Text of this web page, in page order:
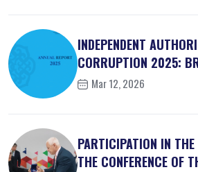
INDEPENDENT
CORRUPTION 2025:
REPORT
Mar 12, 2026
PARTICIPATION IN THE
THE CONFERENCE OF